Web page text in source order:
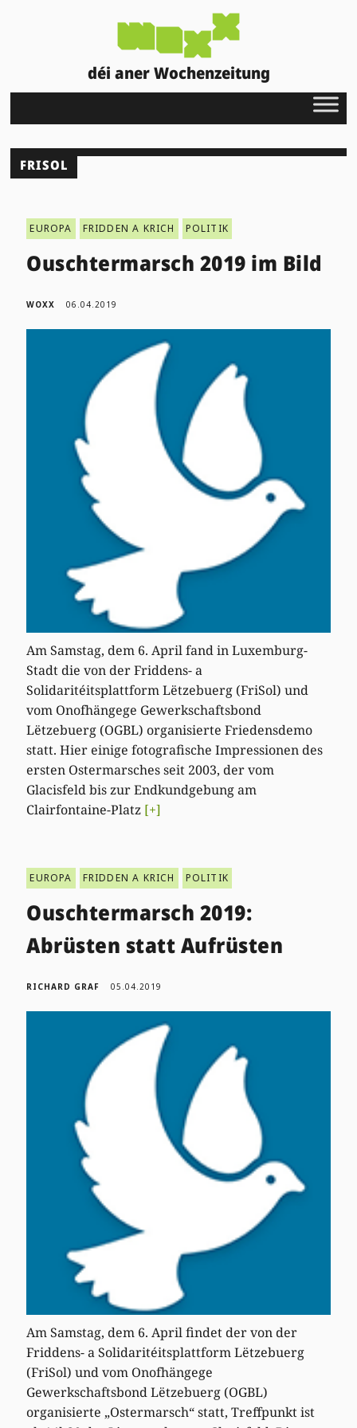
déi aner Wochenzeitung
FRISOL
EUROPA FRIDDEN A KRICH POLITIK
Ouschtermarsch 2019 im Bild
WOXX 06.04.2019
Am Samstag, dem 6. April fand in Luxemburg-
Stadt die von der Friddens- a
Solidaritéitsplattform Lëtzebuerg (FriSol) und
vom Onofhängege Gewerkschaftsbond
Lëtzebuerg (OGBL) organisierte Friedensdemo
statt. Hier einige fotografische Impressionen des
ersten Ostermarsches seit 2003, der vom
Glacisfeld bis zur Endkundgebung am
Clairfontaine-Platz [+]
EUROPA FRIDDEN A KRICH POLITIK
Ouschtermarsch 2019:
Abrüsten statt Aufrüsten
RICHARD GRAF 05.04.2019
Am Samstag, dem 6. April findet der von der
Friddens- a Solidaritéitsplattform Lëtzebuerg
(FriSol) und vom Onofhängege
Gewerkschaftsbond Lëtzebuerg (OGBL)
organisierte „Ostermarsch“ statt, Treffpunkt ist